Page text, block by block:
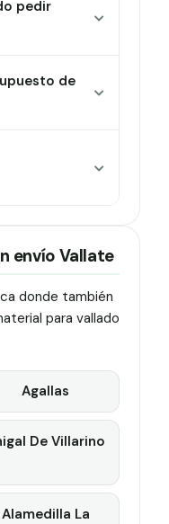
pedir
de
envío Vallate
donde también
para vallado
Agallas
De Villarino
Alamedilla La